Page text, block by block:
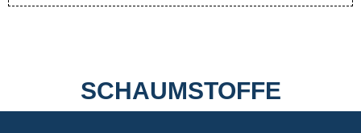
SCHAUMSTOFFE